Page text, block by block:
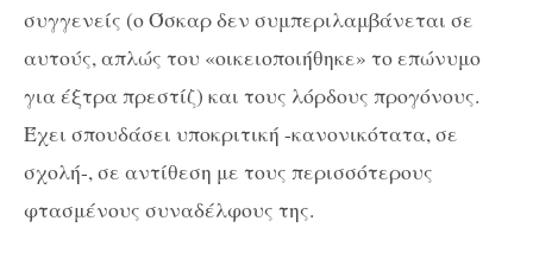
συγγενείς (ο Όσκαρ δεν συμπεριλαμβάνεται σε
αυτούς, απλώς του «οικειοποιήθηκε» το επώνυμο
για έξτρα πρεστίζ) και τους λόρδους προγόνους.
Έχει σπουδάσει υποκριτική -κανονικότατα, σε
σχολή-, σε αντίθεση με τους περισσότερους
φτασμένους συναδέλφους της.